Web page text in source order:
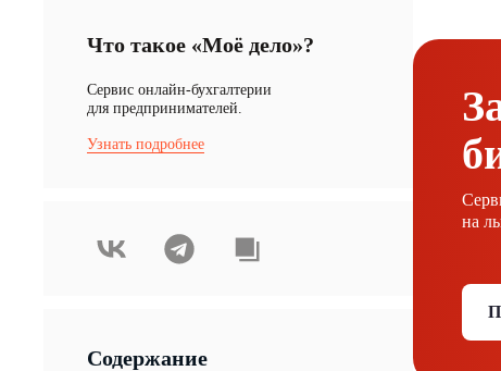
Что такое «Моё дело»?
Cервис онлайн-бухгалтерии
для предпринимателей.
Узнать подробнее
Содержание
на